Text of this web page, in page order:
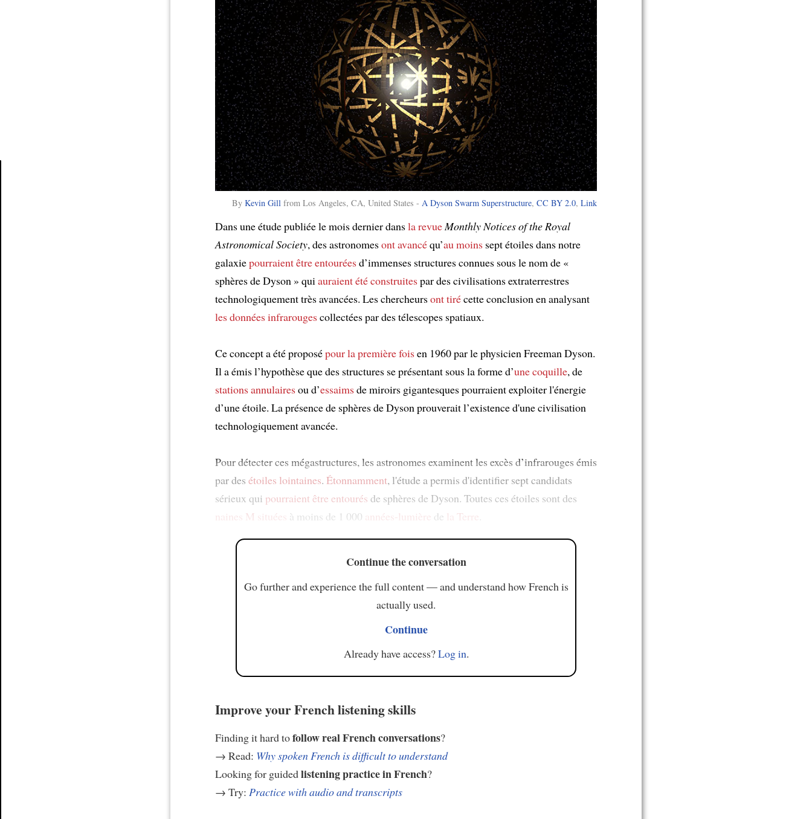
By Kevin Gill from Los Angeles, CA, United States - A Dyson Swarm Superstructure, CC BY 2.0, Link
Dans une étude publiée le mois dernier dansla revueMonthly Notices of the Royal
Astronomical Society, des astronomesont avancéqu’au moins sept étoiles dans notre
galaxiepourraient être entouréesd’immenses structures connues sous le nom de «
sphères de Dyson » quiauraient été construitespar des civilisations extraterrestres
technologiquement très avancées. Les chercheursont tirécette conclusion en analysant
les données infrarougescollectées par des télescopes spatiaux.
Ce concept a été proposépour la première foisen 1960 par le physicien Freeman Dyson.
Il a émis l’hypothèse que des structures se présentant sous la forme d’une coquille, de
stations annulairesou d’essaimsde miroirs gigantesques pourraient exploiter l'énergie
d’une étoile. La présence de sphères de Dyson prouverait l’existence d'une civilisation
technologiquement avancée.
Pour détecter ces mégastructures, les astronomes examinent les excès d’infrarouges émis
par des étoiles lointaines. Étonnamment, l'étude a permis d'identifier sept candidats
sérieux qui pourraient être entourés de sphères de Dyson. Toutes ces étoiles sont des
naines M situées à moins de 1 000 années-lumière de la Terre
Continue the conversation
Go further and experience the full content — and understand how French is
actually used.
Continue
Already have access?Log in.
Improve your French listening skills
Finding it hard tofollow real French conversations?
→ Read: Why spoken French is difficult to understand
Looking for guidedlistening practice in French?
→ Try: Practice with audio and transcripts